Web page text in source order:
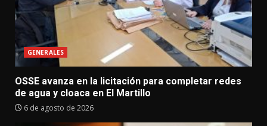
GENERALES
OSSE avanza en la licitación para completar redes
de agua y cloaca en El Martillo
6 de agosto de 2026